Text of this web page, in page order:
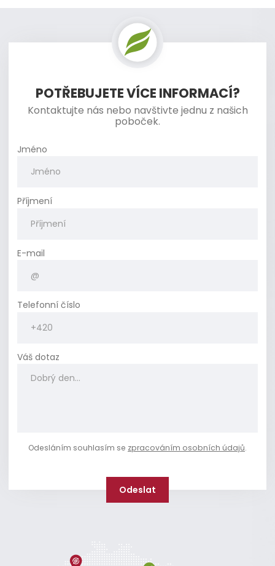
POTŘEBUJETE VÍCE INFORMACÍ?
Kontaktujte nás nebo navštivte jednu z našich
poboček.
Jméno
Příjmení
E-mail
Telefonní číslo
Váš dotaz
Odesláním souhlasím se zpracováním osobních údajů.